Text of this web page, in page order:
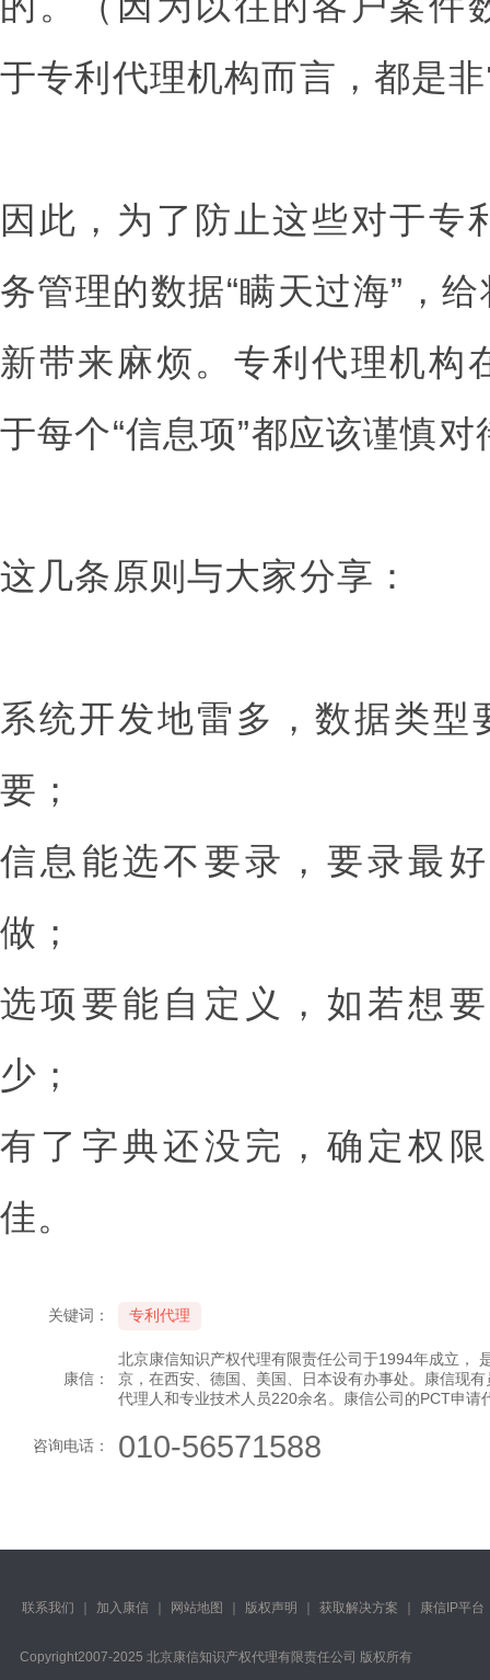
于专利代理机构而言，都是
因此，为了防止这些对于专
务管理的数据“瞒天过海”，
新带来麻烦。专利代理机构
于每个“信息项”都应该谨慎
这几条原则与大家分享：
系统开发地雷多，数据类型
要；
信息能选不要录，要录最
做；
选项要能自定义，如若想
少；
有了字典还没完，确定权
佳。
关键词： 专利代理
康信：
北京康信知识产权代理有限责任公司于1994年成立，
京，在西安、德国、美国、日本设有办事处。康信现
代理人和专业技术人员220余名。康信公司的PCT申请
咨询电话： 010-56571588
联系我们 加入康信 网站地图 版权声明 获取解决方案 康信IP平台
Copyright️2007-2025 北京康信知识产权代理有限责任公司 版权所有